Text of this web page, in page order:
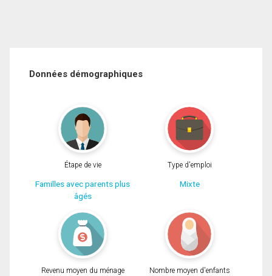
Données démographiques
Étape de vie
Familles avec parents plus
âgés
Type d'emploi
Mixte
Revenu moyen du ménage Nombre moyen d'enfants